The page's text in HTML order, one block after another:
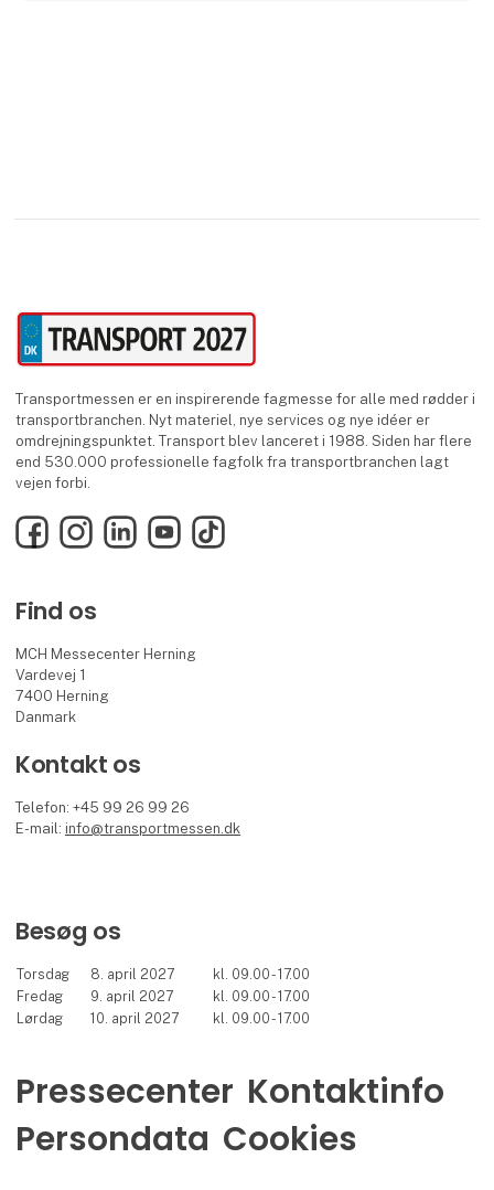
Transportmessen er en inspirerende fagmesse for alle med rødder i
transportbranchen. Nyt materiel, nye services og nye idéer er
omdrejningspunktet. Transport blev lanceret i 1988. Siden har flere
end 530.000 professionelle fagfolk fra transportbranchen lagt
vejen forbi.
FacebookInstagramLinkedInYouTubeTikTok
Find os
MCH Messecenter Herning
Vardevej 1
7400 Herning
Danmark
Kontakt os
Telefon: +45 99 26 99 26
E-mail: info@transportmessen.dk
Besøg os
Torsdag 8. april 2027
kl. 09.00 - 17.00
Fredag
9. april 2027
kl. 09.00 - 17.00
Lørdag
10. april 2027 kl. 09.00 - 17.00
Pressecenter Kontaktinfo
Persondata Cookies